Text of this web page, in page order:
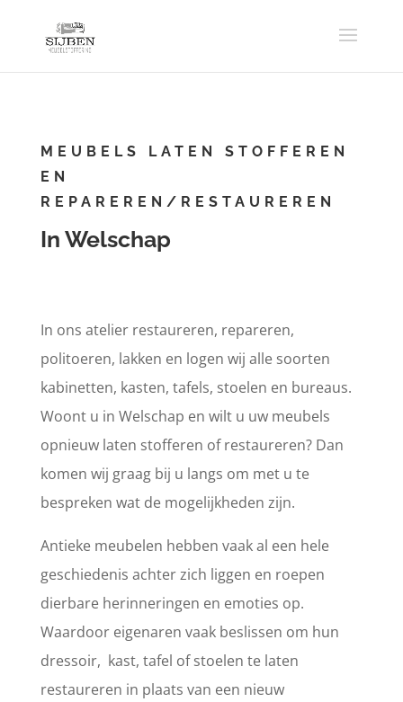
MEUBELS LATEN STOFFEREN
EN
REPAREREN/RESTAUREREN
In Welschap
In ons atelier restaureren, repareren,
politoeren, lakken en logen wij alle soorten
kabinetten, kasten, tafels, stoelen en bureaus.
Woont u in Welschap en wilt u uw meubels
opnieuw laten stofferen of restaureren? Dan
komen wij graag bij u langs om met u te
bespreken wat de mogelijkheden zijn.
Antieke meubelen hebben vaak al een hele
geschiedenis achter zich liggen en roepen
dierbare herinneringen en emoties op.
Waardoor eigenaren vaak beslissen om hun
dressoir, kast, tafel of stoelen te laten
restaureren in plaats van een nieuw